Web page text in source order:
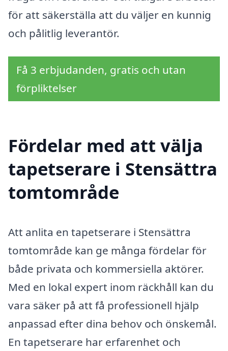
för att säkerställa att du väljer en kunnig
och pålitlig leverantör.
Få 3 erbjudanden, gratis och utan
förpliktelser
Fördelar med att välja
tapetserare i Stensättra
tomtområde
Att anlita en tapetserare i Stensättra
tomtområde kan ge många fördelar för
både privata och kommersiella aktörer.
Med en lokal expert inom räckhåll kan du
vara säker på att få professionell hjälp
anpassad efter dina behov och önskemål.
En tapetserare har erfarenhet och